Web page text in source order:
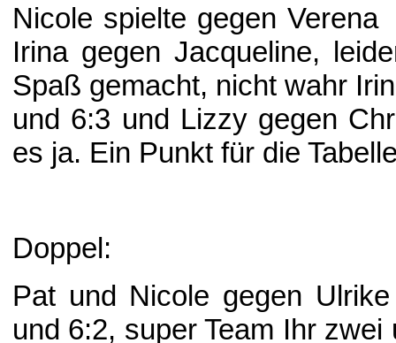
Nicole spielte gegen
Irina gegen Jacqueline,
Spaß gemacht, nicht wahr
und 6:3 und Lizzy gegen
es ja. Ein Punkt für die
Doppel:
Pat und Nicole gegen
und 6:2, super Team Ihr